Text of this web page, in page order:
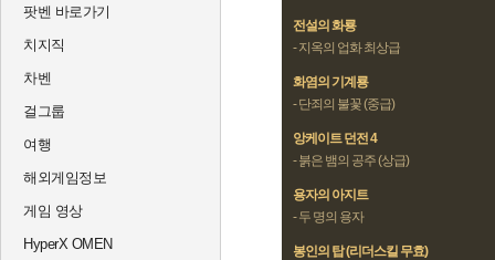
팟벤 바로가기
치지직
차벤
걸그룹
여행
해외게임정보
게임 영상
HyperX OMEN
전설의 화룡
- 지옥의 업화 최상급
화염의 기계룡
- 단죄의 불꽃 (중급)
앙케이트 던전 4
- 붉은 뱀의 공주 (상급)
용자의 아지트
- 두 명의 용자
봉인의 탑 (리더스킬 무효)